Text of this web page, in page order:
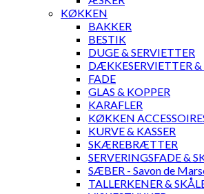
KØKKEN
BAKKER
BESTIK
DUGE & SERVIETTER
DÆKKESERVIETTER
FADE
GLAS & KOPPER
KARAFLER
KØKKEN
KURVE & KASSER
SKÆREBRÆTTER
SERVERINGSFADE &
SÆBER - Savon de
TALLERKENER &